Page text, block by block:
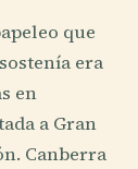
que
era
en
a Gran
Canberra